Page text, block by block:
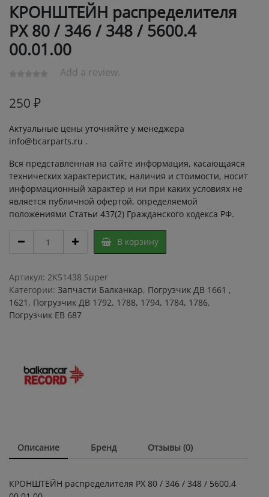
КРОНШТЕЙН распределителя
РХ 80 / 346 / 348 / 5600.4
00.01.00
Add a review.
250 ₽
Актуальные цены уточняйте у менеджера
info@bcarparts.ru .
Вся представленная на сайте информация, касающаяся
технических характеристик, наличия и стоимости, носит
информационный характер и ни при каких условиях не
является публичной офертой, определяемой
положениями Статьи 437(2) Гражданского кодекса РФ.
КРОНШТЕЙН
распределителя
80
/
346
/
quantity
В корзину
Артикул: 2K51438 Super
Категории: Запчасти Балканкар, Погрузчик ДВ 1661 ,
1621 , Погрузчик ДВ 1792, 1788, 1794, 1784, 1786,
Погрузчик ЕВ 687
Описание Бренд Отзывы (0)
КРОНШТЕЙН распределителя РХ 80 / 346 / 348 / 5600.4